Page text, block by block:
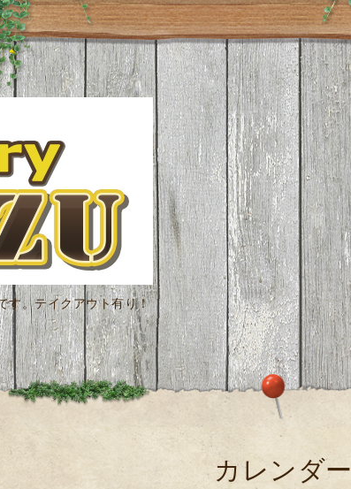
す。テイクアウト有り！
カレンダ